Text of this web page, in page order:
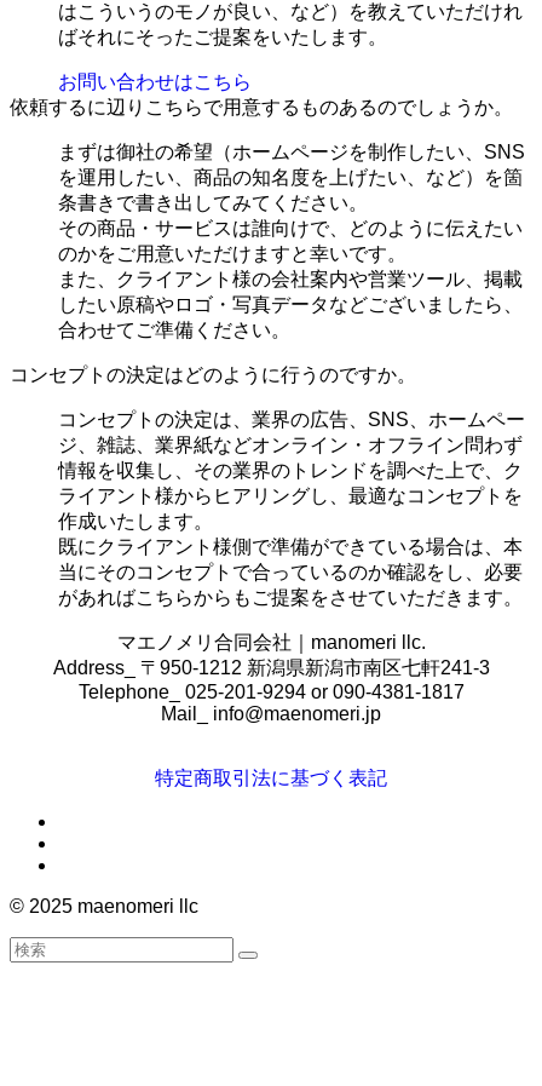
はこういうのモノが良い、など）を教えていただけれ
ばそれにそったご提案をいたします。
お問い合わせはこちら
依頼するに辺りこちらで用意するものあるのでしょうか。
まずは御社の希望（ホームページを制作したい、SNS
を運用したい、商品の知名度を上げたい、など）を箇
条書きで書き出してみてください。
その商品・サービスは誰向けで、どのように伝えたい
のかをご用意いただけますと幸いです。
また、クライアント様の会社案内や営業ツール、掲載
したい原稿やロゴ・写真データなどございましたら、
合わせてご準備ください。
コンセプトの決定はどのように行うのですか。
コンセプトの決定は、業界の広告、SNS、ホームペー
ジ、雑誌、業界紙などオンライン・オフライン問わず
情報を収集し、その業界のトレンドを調べた上で、ク
ライアント様からヒアリングし、最適なコンセプトを
作成いたします。
既にクライアント様側で準備ができている場合は、本
当にそのコンセプトで合っているのか確認をし、必要
があればこちらからもご提案をさせていただきます。
マエノメリ合同会社｜manomeri llc.
Address_ 〒950-1212 新潟県新潟市南区七軒241-3
Telephone_ 025-201-9294 or 090-4381-1817
Mail_ info@maenomeri.jp
特定商取引法に基づく表記
© 2025 maenomeri llc